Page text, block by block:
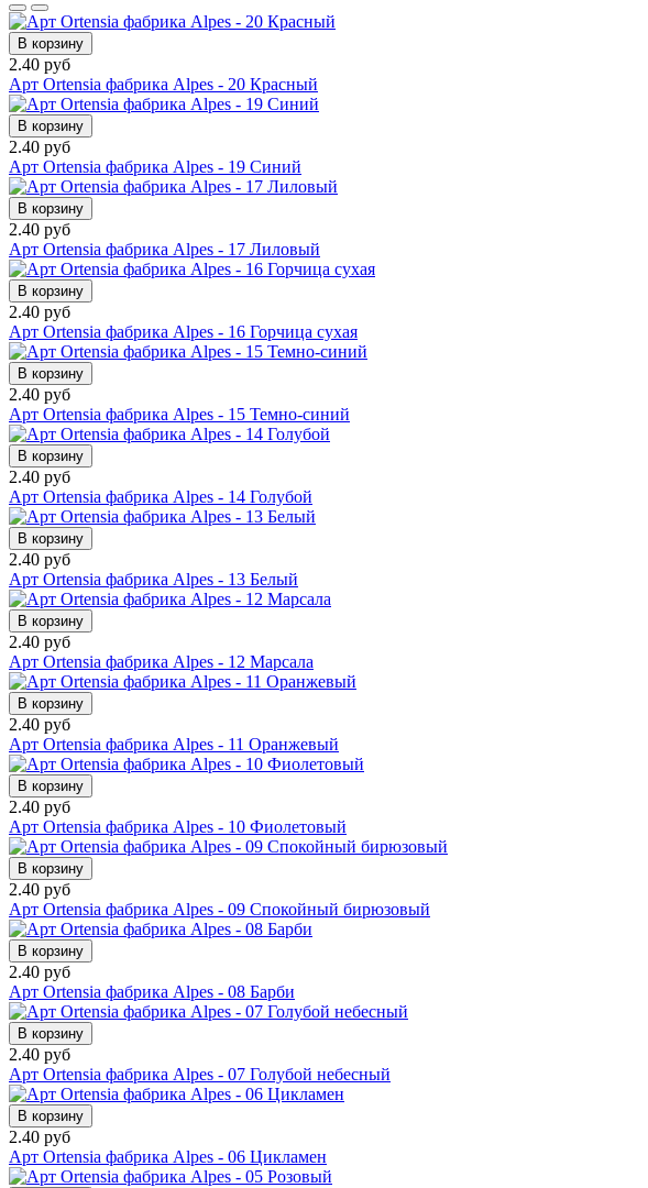
В корзину
2.40 руб
Арт Ortensia фабрика Alpes - 20 Красный
В корзину
2.40 руб
Арт Ortensia фабрика Alpes - 19 Синий
В корзину
2.40 руб
Арт Ortensia фабрика Alpes - 17 Лиловый
В корзину
2.40 руб
Арт Ortensia фабрика Alpes - 16 Горчица сухая
В корзину
2.40 руб
Арт Ortensia фабрика Alpes - 15 Темно-синий
В корзину
2.40 руб
Арт Ortensia фабрика Alpes - 14 Голубой
В корзину
2.40 руб
Арт Ortensia фабрика Alpes - 13 Белый
В корзину
2.40 руб
Арт Ortensia фабрика Alpes - 12 Марсала
В корзину
2.40 руб
Арт Ortensia фабрика Alpes - 11 Оранжевый
В корзину
2.40 руб
Арт Ortensia фабрика Alpes - 10 Фиолетовый
В корзину
2.40 руб
Арт Ortensia фабрика Alpes - 09 Спокойный бирюзовый
В корзину
2.40 руб
Арт Ortensia фабрика Alpes - 08 Барби
В корзину
2.40 руб
Арт Ortensia фабрика Alpes - 07 Голубой небесный
В корзину
2.40 руб
Арт Ortensia фабрика Alpes - 06 Цикламен